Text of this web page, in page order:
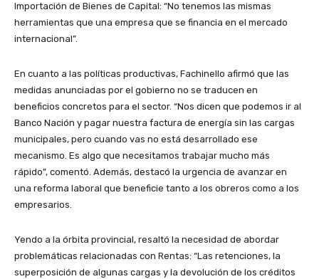
Importación de Bienes de Capital: “No tenemos las mismas
herramientas que una empresa que se financia en el mercado
internacional”.
En cuanto a las políticas productivas, Fachinello afirmó que las
medidas anunciadas por el gobierno no se traducen en
beneficios concretos para el sector. “Nos dicen que podemos ir al
Banco Nación y pagar nuestra factura de energía sin las cargas
municipales, pero cuando vas no está desarrollado ese
mecanismo. Es algo que necesitamos trabajar mucho más
rápido”, comentó. Además, destacó la urgencia de avanzar en
una reforma laboral que beneficie tanto a los obreros como a los
empresarios.
Yendo a la órbita provincial, resaltó la necesidad de abordar
problemáticas relacionadas con Rentas: “Las retenciones, la
superposición de algunas cargas y la devolución de los créditos